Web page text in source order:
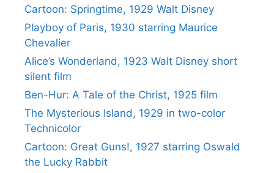
Cartoon: Springtime, 1929 Walt Disney
Playboy of Paris, 1930 starring Maurice
Chevalier
Alice’s Wonderland, 1923 Walt Disney short
silent film
Ben-Hur: A Tale of the Christ, 1925 film
The Mysterious Island, 1929 in two-color
Technicolor
Cartoon: Great Guns!, 1927 starring Oswald
the Lucky Rabbit